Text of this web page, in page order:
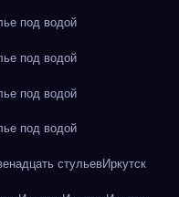
под водой
под водой
под водой
под водой
стульевИркутск